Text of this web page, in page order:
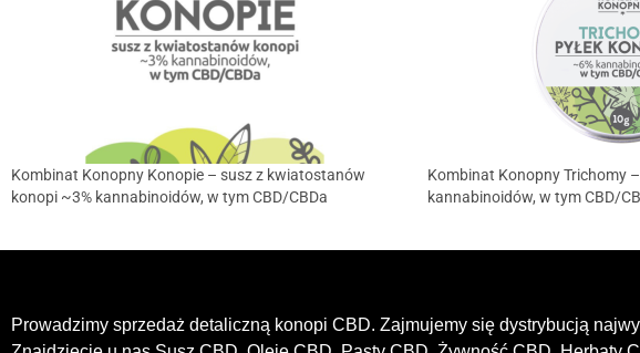
Kombinat Konopny Konopie – susz z kwiatostanów
konopi ~3% kannabinoidów, w tym CBD/CBDa
Kombinat Konopny Trichomy
kannabinoidów, w tym CBD/
Prowadzimy sprzedaż detaliczną konopi CBD. Zajmujemy się dystrybucją